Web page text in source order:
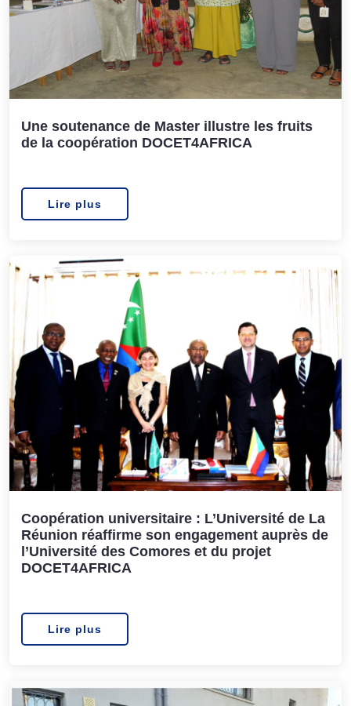
Une soutenance de Master illustre les fruits
de la coopération DOCET4AFRICA
Lire plus
Coopération universitaire : L’Université de La
Réunion réaffirme son engagement auprès de
l’Université des Comores et du projet
DOCET4AFRICA
Lire plus